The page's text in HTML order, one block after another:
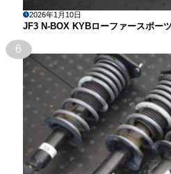
2026年1月10日
JF3 N-BOX KYBローファースポー
6